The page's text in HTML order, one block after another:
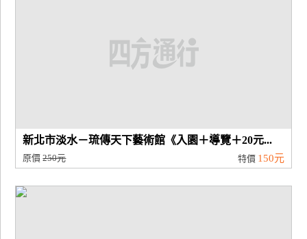
計
商
新北市淡水－琉傳天下藝術館《入園＋導覽＋20元...
原價250元 特價 150元